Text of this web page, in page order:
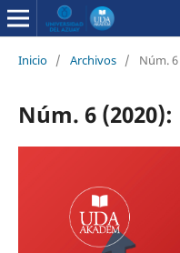
Inicio / Archivos / Núm.
Núm. 6 (2020):